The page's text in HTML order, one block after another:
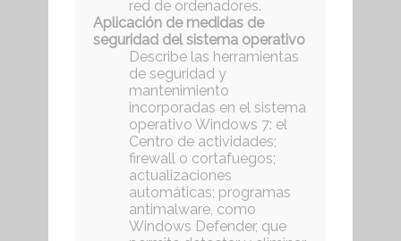
red de ordenadores.
Aplicación de medidas de
seguridad del sistema operativo
Describe las herramientas
de seguridad y
mantenimiento
incorporadas en el sistema
operativo Windows 7: el
Centro de actividades;
firewall o cortafuegos;
actualizaciones
automáticas; programas
antimalware, como
Windows Defender, que